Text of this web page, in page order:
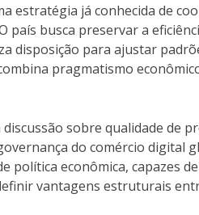
estratégia já conhecida de
busca preservar a
disposição para ajustar
pragmatismo
sobre qualidade de
do comércio digital
política econômica, capazes
vantagens estruturais